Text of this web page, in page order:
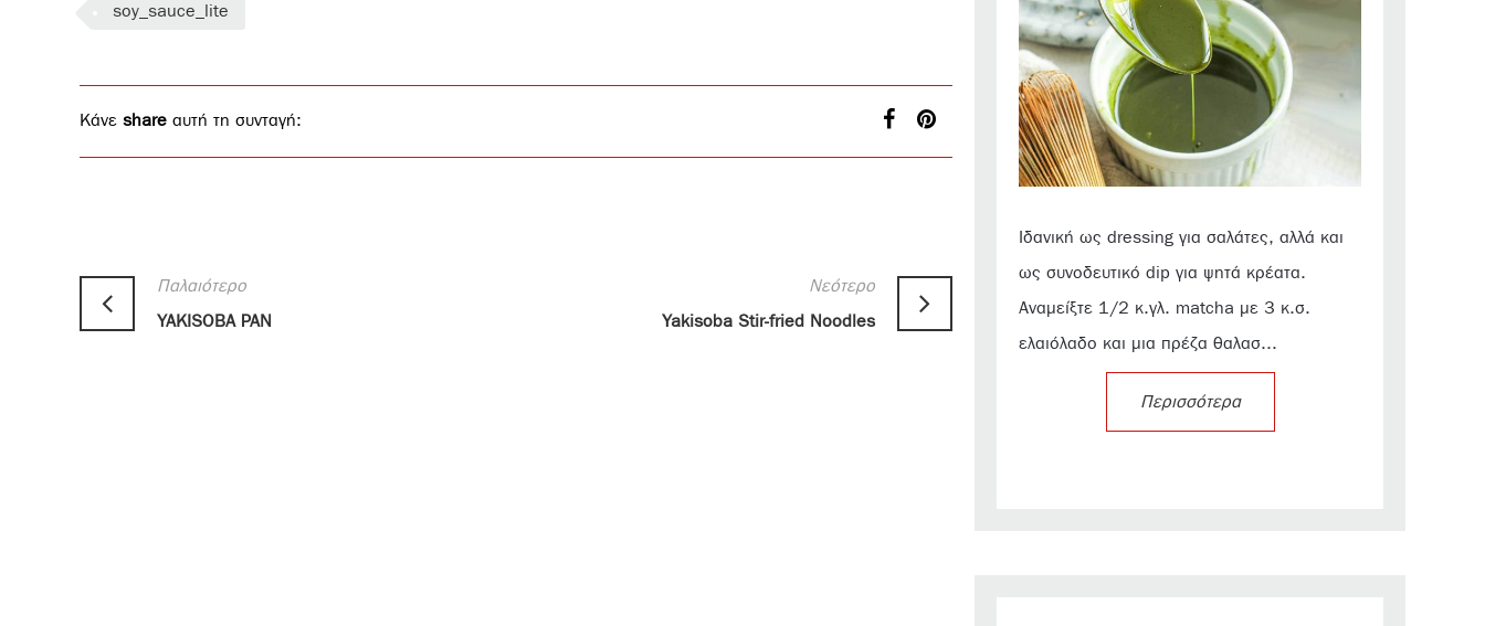
soy_sauce_lite
Κάνε share αυτή τη συνταγή:
Παλαιότερο
YAKISOBA PAN
Νεότερο
Yakisoba Stir-fried Noodles
Ιδανική ως dressing για σαλάτες, αλλά και
ως συνοδευτικό dip για ψητά κρέατα.
Αναμείξτε 1/2 κ.γλ. matcha με 3 κ.σ.
ελαιόλαδο και μια πρέζα θαλασ...
Περισσότερα